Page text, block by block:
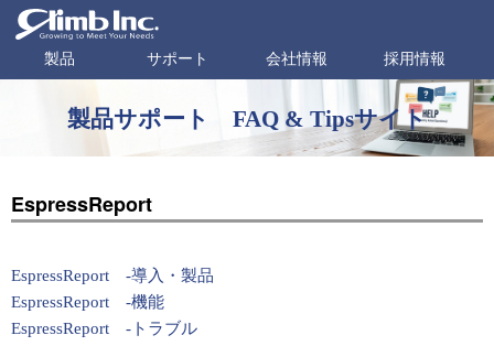
製品 サポート 会社情報 採用情報
製品サポート FAQ & Tipsサイト
EspressReport
EspressReport -導入・製品
EspressReport -機能
EspressReport -トラブル